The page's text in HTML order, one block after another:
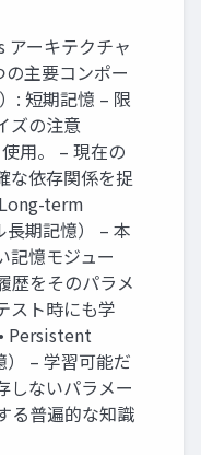
アーキテクチャ
主要コンポー
: 短期記憶 – 限
ズの注意
用。 – 現在の
な依存関係を捉
term
期記憶） – 本
記憶モジュー
歴をそのパラメ
スト時にも学
Persistent
– 学習可能だ
しないパラメー
る普遍的な知識